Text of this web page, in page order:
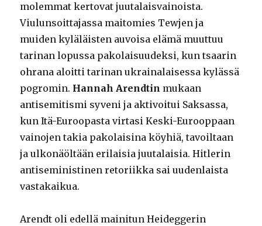
molemmat kertovat juutalaisvainoista.
Viulunsoittajassa maitomies Tewjen ja
muiden kyläläisten auvoisa elämä muuttuu
tarinan lopussa pakolaisuudeksi, kun tsaarin
ohrana aloitti tarinan ukrainalaisessa kylässä
pogromin. Hannah Arendtin mukaan
antisemitismi syveni ja aktivoitui Saksassa,
kun Itä-Euroopasta virtasi Keski-Eurooppaan
vainojen takia pakolaisina köyhiä, tavoiltaan
ja ulkonäöltään erilaisia juutalaisia. Hitlerin
antiseministinen retoriikka sai uudenlaista
vastakaikua.
Arendt oli edellä mainitun Heideggerin